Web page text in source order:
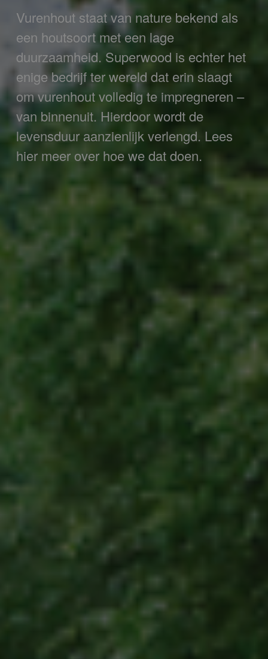
Vurenhout staat van nature bekend als
een houtsoort met een lage
duurzaamheid. Superwood is echter het
enige bedrijf ter wereld dat erin slaagt
om vurenhout volledig te impregneren –
van binnenuit. Hierdoor wordt de
levensduur aanzienlijk verlengd. Lees
hier meer over hoe we dat doen.